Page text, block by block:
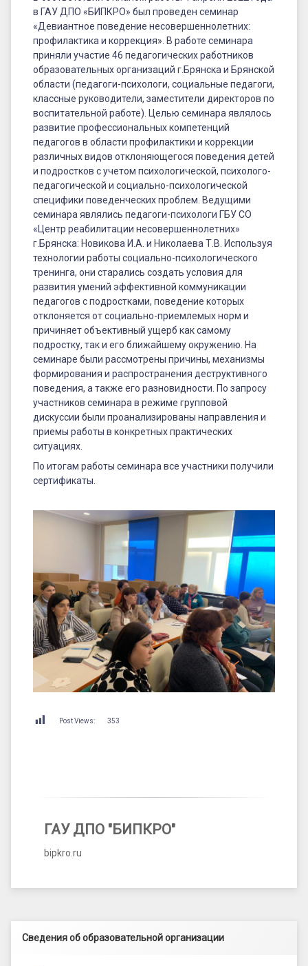
в ГАУ ДПО «БИПКРО» был проведен семинар
«Девиантное поведение несовершеннолетних:
профилактика и коррекция». В работе семинара
приняли участие 46 педагогических работников
образовательных организаций г.Брянска и Брянской
области (педагоги-психологи, социальные педагоги,
классные руководители, заместители директоров по
воспитательной работе). Целью семинара являлось
развитие профессиональных компетенций
педагогов в области профилактики и коррекции
различных видов отклоняющегося поведения детей
и подростков с учетом психологической, психолого-
педагогической и социально-психологической
специфики поведенческих проблем. Ведущими
семинара являлись педагоги-психологи ГБУ СО
«Центр реабилитации несовершеннолетних»
г.Брянска: Новикова И.А. и Николаева Т.В. Используя
технологии работы социально-психологического
тренинга, они старались создать условия для
развития умений эффективной коммуникации
педагогов с подростками, поведение которых
отклоняется от социально-приемлемых норм и
причиняет объективный ущерб как самому
подростку, так и его ближайшему окружению. На
семинаре были рассмотрены причины, механизмы
формирования и распространения деструктивного
поведения, а также его разновидности. По запросу
участников семинара в режиме групповой
дискуссии были проанализированы направления и
приемы работы в конкретных практических
ситуациях.
По итогам работы семинара все участники получили
сертификаты.
Post Views: 353
ГАУ ДПО "БИПКРО"
bipkro.ru
Левый сайдбар
Сведения об образовательной организации